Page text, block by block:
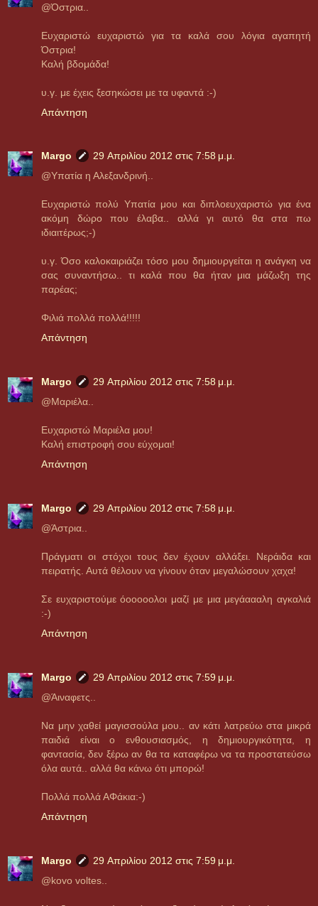
@Όστρια..
Ευχαριστώ ευχαριστώ για τα καλά σου λόγια αγαπητή
Όστρια!
Καλή βδομάδα!
υ.γ. με έχεις ξεσηκώσει με τα υφαντά :-)
Απάντηση
Margo
29 Απριλίου 2012 στις 7:58 μ.μ.
@Υπατία η Αλεξανδρινή..
Ευχαριστώ πολύ Υπατία μου και διπλοευχαριστώ για ένα
ακόμη δώρο που έλαβα.. αλλά γι αυτό θα στα πω
ιδιαιτέρως;-)
υ.γ. Όσο καλοκαιριάζει τόσο μου δημιουργείται η ανάγκη να
σας συναντήσω.. τι καλά που θα ήταν μια μάζωξη της
παρέας;
Φιλιά πολλά πολλά!!!!!
Απάντηση
Margo
29 Απριλίου 2012 στις 7:58 μ.μ.
@Μαριέλα..
Ευχαριστώ Μαριέλα μου!
Καλή επιστροφή σου εύχομαι!
Απάντηση
Margo
29 Απριλίου 2012 στις 7:58 μ.μ.
@Άστρια..
Πράγματι οι στόχοι τους δεν έχουν αλλάξει. Νεράιδα και
πειρατής. Αυτά θέλουν να γίνουν όταν μεγαλώσουν χαχα!
Σε ευχαριστούμε όοοοοολοι μαζί με μια μεγάαααλη αγκαλιά
:-)
Απάντηση
Margo
29 Απριλίου 2012 στις 7:59 μ.μ.
@Άιναφετς..
Να μην χαθεί μαγισσούλα μου.. αν κάτι λατρεύω στα μικρά
παιδιά είναι ο ενθουσιασμός, η δημιουργικότητα, η
φαντασία, δεν ξέρω αν θα τα καταφέρω να τα προστατεύσω
όλα αυτά.. αλλά θα κάνω ότι μπορώ!
Πολλά πολλά ΑΦάκια:-)
Απάντηση
Margo
29 Απριλίου 2012 στις 7:59 μ.μ.
@kovo voltes..